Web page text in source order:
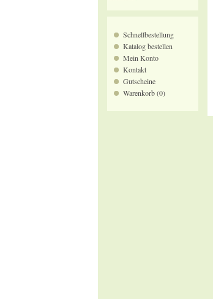
Schnellbestellung
Katalog bestellen
Mein Konto
Kontakt
Gutscheine
Warenkorb (0)